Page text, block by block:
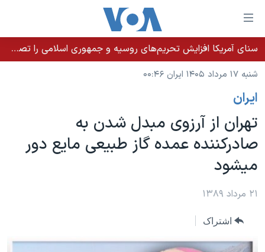
لینکهای
قابل
دسترسی
جهش
محتوای
اصلی
جهش
به
صفحه
جهش
خانه
نسخه سبک وب‌سایت
موضوع ها
ایران
آمریکا
جهان
ورزشی
برنامه های تلویزیونی
جدول برنامه ها
صفحه‌های ویژه
جام جهانی ۲۰۲۶
فرکانس‌های صدای آمریکا
پخش رادیویی
یادگیری زبان انگلیسی
سنای آمریکا افزایش تحریم‌های روسیه و جمهوری اسلامی را تصویب کرد؛ زلنسکی از این اقدام تشکر کرد
شنبه ۱۷ مرداد ۱۴۰۵ ایران ۰۰:۴۶
ايران
تهران از آرزوی مبدل شدن به
صادرکننده عمده گاز طبیعی مايع دور
ميشود
۲۱ مرداد ۱۳۸۹
اشتراک